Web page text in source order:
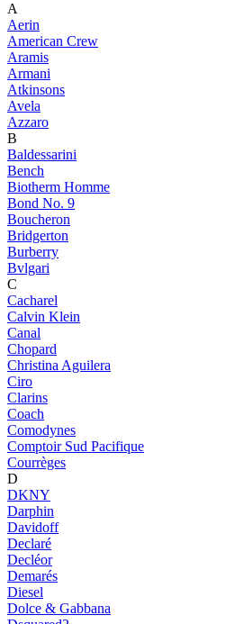
A
Aerin
American Crew
Aramis
Armani
Atkinsons
Avela
Azzaro
B
Baldessarini
Bench
Biotherm Homme
Bond No. 9
Boucheron
Bridgerton
Burberry
Bvlgari
C
Cacharel
Calvin Klein
Canal
Chopard
Christina Aguilera
Ciro
Clarins
Coach
Comodynes
Comptoir Sud Pacifique
Courrèges
D
DKNY
Darphin
Davidoff
Declaré
Decléor
Demarés
Diesel
Dolce & Gabbana